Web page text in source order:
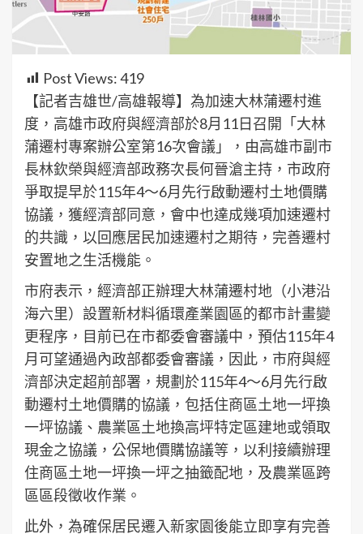
Post Views:419
【記者吉雄世/高雄報導】為加速大林蒲遷村進
度，高雄市政府與經濟部於8月11日召開「大林
蒲遷村專案辦公室第16次會議」，由高雄市副市
長林欽榮與經濟部政務次長何晉滄主持，市政府
爭取提早於115年4～6月先行啟動遷村土地價購
協議，獲經濟部同意，會中也達成幾項加速遷村
的共識，以回應居民加速遷村之期待，完善遷村
安置地之生活機能。
市府表示，經濟部正辦理大林蒲遷村地（小港沿
海六里）設置新材料循環產業園區的都市計畫變
更程序，目前已在市都委會審議中，預估115年4
月可望通過內政部都委會審議，因此，市府與經
濟部決定超前部署，規劃於115年4～6月先行啟
動遷村土地價購的協議，包括住商區土地一坪換
一坪協議、農業區土地換高坪特定區建地或領取
現金之協議，公保地價購協議等，以利接續辦理
住商區土地一坪換一坪之抽籤配地，及農業區跨
區區段徵收作業。
此外，為確保居民遷入新家園後能立即享有完善